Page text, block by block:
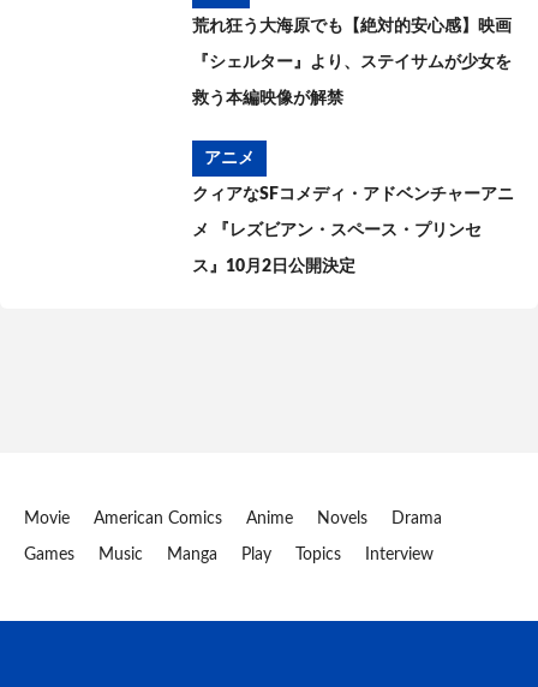
荒れ狂う大海原でも【絶対的安心感】映画
『シェルター』より、ステイサムが少女を
救う本編映像が解禁
アニメ
クィアなSFコメディ・アドベンチャーアニ
メ 『レズビアン・スペース・プリンセ
ス』10月2日公開決定
Movie American Comics Anime Novels Drama
Games Music Manga Play Topics Interview